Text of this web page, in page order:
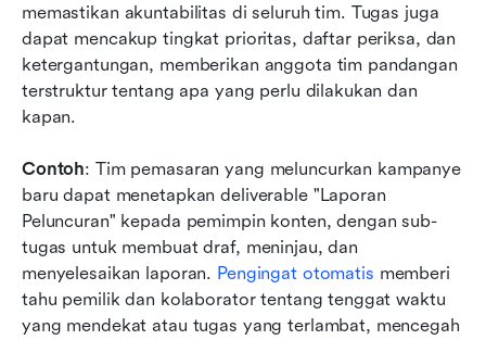
memastikan akuntabilitas di seluruh tim. Tugas juga
dapat mencakup tingkat prioritas, daftar periksa, dan
ketergantungan, memberikan anggota tim pandangan
terstruktur tentang apa yang perlu dilakukan dan
kapan.
Contoh: Tim pemasaran yang meluncurkan kampanye
baru dapat menetapkan deliverable "Laporan
Peluncuran" kepada pemimpin konten, dengan sub-
tugas untuk membuat draf, meninjau, dan
menyelesaikan laporan. Pengingat otomatis memberi
tahu pemilik dan kolaborator tentang tenggat waktu
yang mendekat atau tugas yang terlambat, mencegah